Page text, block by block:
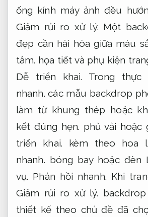
ống kính máy ảnh đều
Giảm rủi ro xử lý. Một
đẹp cần hài hòa giữa màu
tâm. họa tiết và phụ kiện
Dễ triển khai. Trong thực
nhanh. các mẫu backdrop
làm từ khung thép hoặc
kết đúng hẹn. phủ vải hoặc
triển khai. kèm theo hoa
nhanh. bóng bay hoặc đèn
vụ. Phản hồi nhanh. Khi
Giảm rủi ro xử lý.
thiết kế theo chủ đề đã